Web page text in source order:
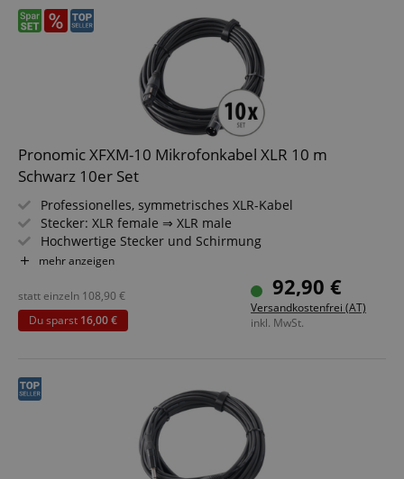
Pronomic XFXM-10 Mikrofonkabel XLR 10 m
Schwarz 10er Set
Professionelles, symmetrisches XLR-Kabel
Stecker: XLR female ⇒ XLR male
Hochwertige Stecker und Schirmung
Länge: 10m
Inkl. Kabelklette
10 Stück im Set
mehr anzeigen
92,90 €
Versandkostenfrei (AT)
inkl. MwSt.
statt einzeln 108,90 €
Du sparst 16,00 €